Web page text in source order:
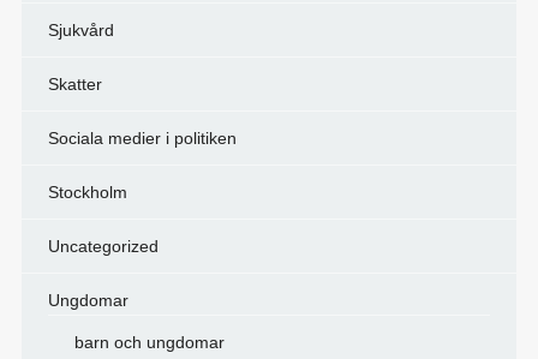
Sjukvård
Skatter
Sociala medier i politiken
Stockholm
Uncategorized
Ungdomar
barn och ungdomar